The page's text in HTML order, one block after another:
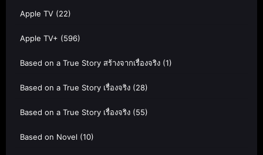
Apple TV (22)
Apple TV+ (596)
Based on a True Story สร้างจากเรื่องจริง (1)
Based on a True Story เรื่องจริง (28)
Based on a True Story เรื่องจริง (55)
Based on Novel (10)